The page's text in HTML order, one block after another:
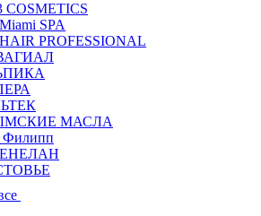
COSMETICS
SPA
PROFESSIONAL
МАСЛА
Филипп